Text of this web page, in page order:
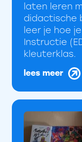
laten leren
didactische
leer je hoe
Instructie
kleuterklas.
lees meer